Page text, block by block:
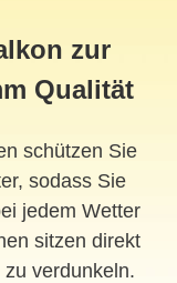
zur
Qualität
schützen Sie
sodass Sie
jedem Wetter
sitzen direkt
verdunkeln.